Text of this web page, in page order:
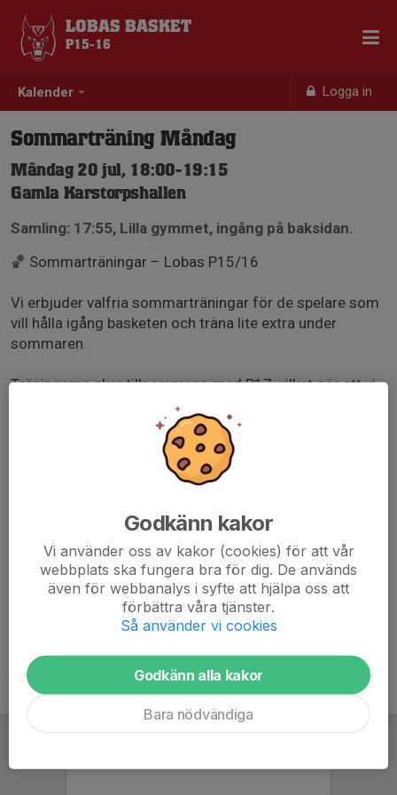
Kalender Logga in
LOBAS BASKET
P15-16
Sommarträning Måndag
Måndag 20 jul, 18:00-19:15
Gamla Karstorpshallen
Samling: 17:55, Lilla gymmet, ingång på baksidan.
🏀 Sommarträningar – Lobas P15/16
Vi erbjuder valfria sommarträningar för de spelare som
vill hålla igång basketen och träna lite extra under
sommaren.
Träningarna sker tillsammans med P17, vilket gör att vi
blir fler på planen och ökar chansen att träningarna blir
• Anmäl dig senast kvällen innan varje träning
• Om vi inte når upp till det ställs träningen in, besked ges
på förmiddagen samma dag
Godkänn kakor
Vi använder oss av kakor (cookies) för att vår
webbplats ska fungera bra för dig. De används
även för webbanalys i syfte att hjälpa oss att
förbättra våra tjänster.
Så använder vi cookies
Godkänn alla kakor
Bara nödvändiga